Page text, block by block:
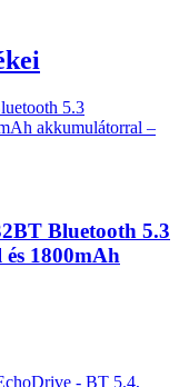
Bluetooth 5.3
1800mAh